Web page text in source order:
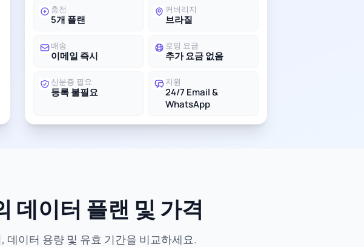
충전
5개 플랜
커버리지
브라질
배송
이메일 즉시
로밍 요금
추가 요금 없음
신분증 필요
등록 불필요
지원
24/7 Email &
WhatsApp
데이터 플랜 및 가격
데이터 용량 및 유효 기간을 비교하세요.